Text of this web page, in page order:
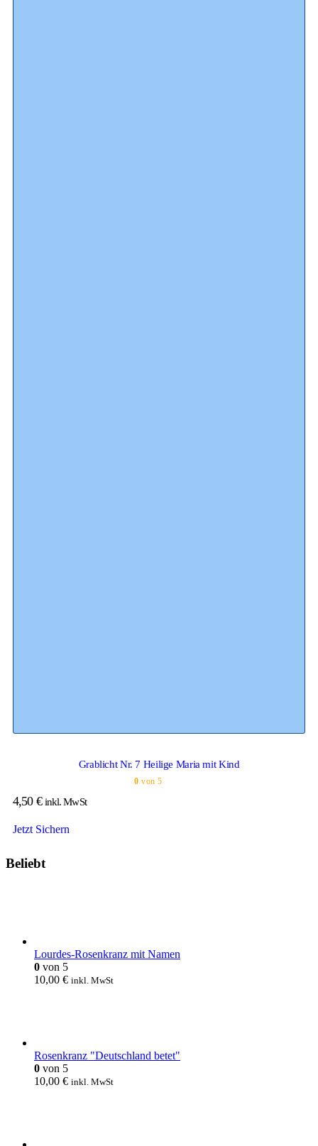
Grablicht Nr. 7 Heilige Maria mit Kind
0 von 5
4,50 € inkl. MwSt
Jetzt Sichern
Beliebt
Lourdes-Rosenkranz mit Namen
0 von 5
10,00 € inkl. MwSt
Rosenkranz "Deutschland betet"
0 von 5
10,00 € inkl. MwSt